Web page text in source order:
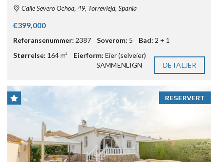
Calle Severo Ochoa, 49, Torrevieja, Spania
€399,000
Referansenummer: 2387 Soverom: 5 Bad: 2 + 1
Størrelse: 164 m² Eierform: Eier (selveier)
SAMMENLIGN
DETALJER
RESERVERT